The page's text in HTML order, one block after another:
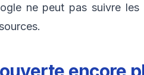
ne peut pas suivre
encore